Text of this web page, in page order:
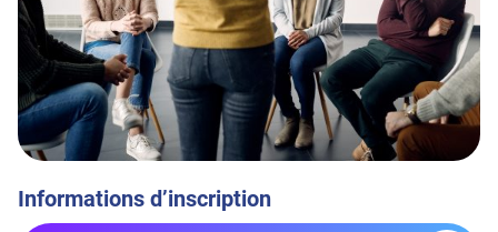
Informations d’inscription